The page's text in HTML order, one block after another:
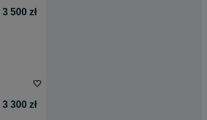
3 500 zł
3 300 zł